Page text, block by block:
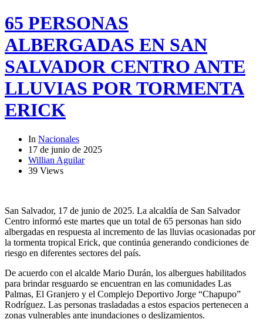
65 PERSONAS
ALBERGADAS EN SAN
SALVADOR CENTRO ANTE
LLUVIAS POR TORMENTA
ERICK
In Nacionales
17 de junio de 2025
Willian Aguilar
39 Views
San Salvador, 17 de junio de 2025. La alcaldía de San Salvador
Centro informó este martes que un total de 65 personas han sido
albergadas en respuesta al incremento de las lluvias ocasionadas por
la tormenta tropical Erick, que continúa generando condiciones de
riesgo en diferentes sectores del país.
De acuerdo con el alcalde Mario Durán, los albergues habilitados
para brindar resguardo se encuentran en las comunidades Las
Palmas, El Granjero y el Complejo Deportivo Jorge “Chapupo”
Rodríguez. Las personas trasladadas a estos espacios pertenecen a
zonas vulnerables ante inundaciones o deslizamientos.